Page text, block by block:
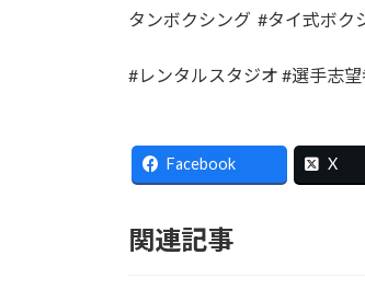
タンボクシング #タイ式ボク
#レンタルスタジオ #選手志
Facebook X
関連記事